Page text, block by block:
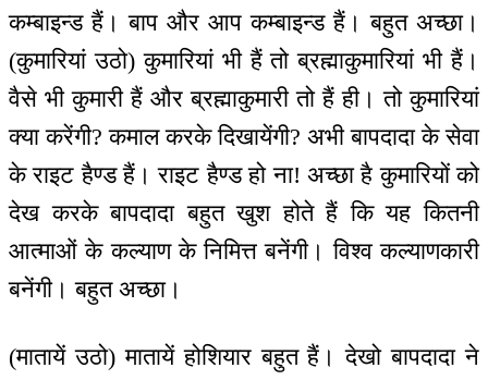
कम्बाइन्ड हैं। बाप और आप कम्बाइन्ड हैं। बहुत अच्छा।
(कुमारियां उठो) कुमारियां भी हैं तो ब्रह्माकुमारियां भी हैं।
वैसे भी कुमारी हैं और ब्रह्माकुमारी तो हैं ही। तो कुमारियां
क्या करेंगी? कमाल करके दिखायेंगी? अभी बापदादा के सेवा
के राइट हैण्ड हैं। राइट हैण्ड हो ना! अच्छा है कुमारियों को
देख करके बापदादा बहुत खुश होते हैं कि यह कितनी
आत्माओं के कल्याण के निमित्त बनेंगी। विश्व कल्याणकारी
बनेंगी। बहुत अच्छा।
(मातायें उठो) मातायें होशियार बहुत हैं। देखो बापदादा ने